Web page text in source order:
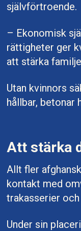
självförtroende.
– Ekonomisk
rättigheter ger
att stärka
Utan kvinnors
hållbar, betonar
Att stärka
Allt fler
kontakt med
trakasserier
Under sin